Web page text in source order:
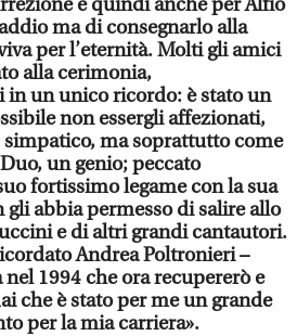
e quindi anche per Alfio
ma di consegnarlo alla
per l’eternità. Molti gli amici
alla cerimonia,
un unico ricordo: è stato un
non essergli affezionati,
simpatico, ma soprattutto come
un genio; peccato
fortissimo legame con la sua
abbia permesso di salire allo
e di altri grandi cantautori.
Andrea Poltronieri –
1994 che ora recupererò e
che è stato per me un grande
per la mia carriera».